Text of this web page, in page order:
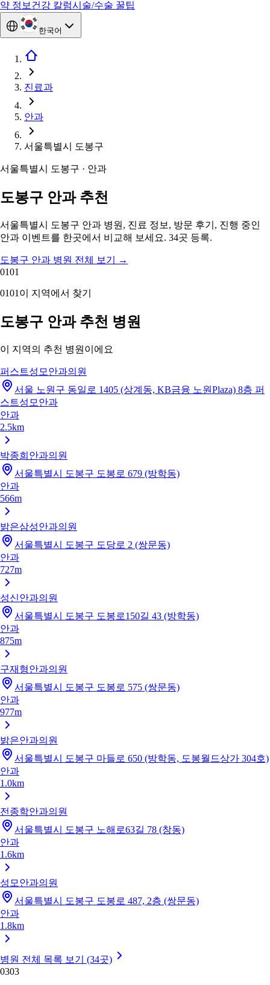
약 정보 건강 칼럼시술/수술 꿀팁
한국어
진료과
안과
서울특별시 도봉구
서울특별시 도봉구 · 안과
도봉구 안과 추천
서울특별시 도봉구 안과 병원, 진료 정보, 방문 후기, 진행 중인
안과 이벤트를 한곳에서 비교해 보세요. 34곳 등록.
도봉구 안과 병원 전체 보기
→
0101
0101 이 지역에서 찾기
도봉구 안과 추천 병원
이 지역의 추천 병원이에요
퍼스트성모안과의원
서울 노원구 동일로 1405 (상계동, KB금융 노원Plaza) 8층 퍼
스트성모안과
안과
2.5km
박종희안과의원
서울특별시 도봉구 도봉로 679 (방학동)
안과
566m
밝은삼성안과의원
서울특별시 도봉구 도당로 2 (쌍문동)
안과
727m
성신안과의원
서울특별시 도봉구 도봉로150길 43 (방학동)
안과
875m
구재형안과의원
서울특별시 도봉구 도봉로 575 (쌍문동)
안과
977m
밝은안과의원
서울특별시 도봉구 마들로 650 (방학동, 도봉월드상가 304호)
안과
1.0km
전종학안과의원
서울특별시 도봉구 노해로63길 78 (창동)
안과
1.6km
성모안과의원
서울특별시 도봉구 도봉로 487, 2층 (쌍문동)
안과
1.8km
병원 전체 목록 보기 (34곳)
0303